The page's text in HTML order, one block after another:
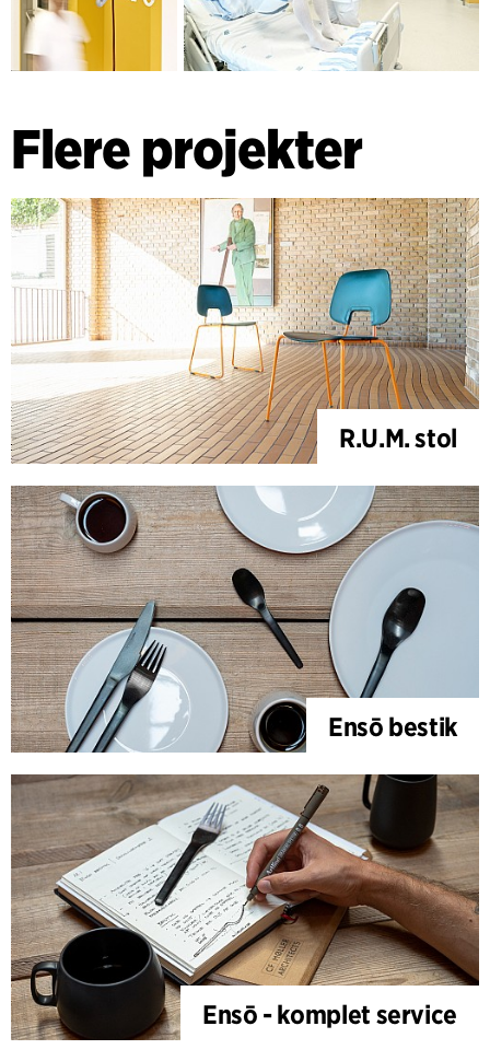
Flere projekter
R.U.M. stol
Ensō bestik
Ensō - komplet service